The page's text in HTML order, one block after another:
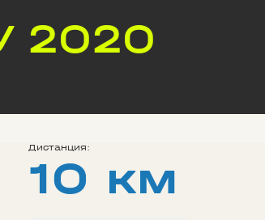
2020
Дистанция:
10 км